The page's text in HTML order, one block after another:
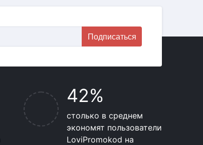
Подписаться
42%
столько в среднем
экономят пользователи
LoviPromokod на